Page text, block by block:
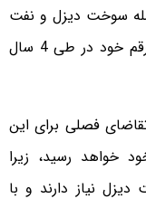
سوخت دیزل و نفت
کوره، در این فصل از سال به پایین ترین رقم خود در طی 4 سال
فصلی برای این
خواهد رسید، زیرا
نیاز دارند و با